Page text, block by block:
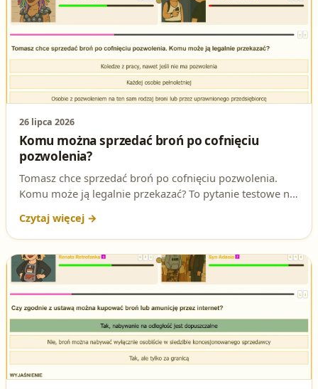
26 lipca 2026
Komu można sprzedać broń po cofnięciu
pozwolenia?
Tomasz chce sprzedać broń po cofnięciu pozwolenia.
Komu może ją legalnie przekazać? To pytanie testowe na
zbywaniu broni. Sprawdź poprawną odpowiedź i jej
podstawę prawną.